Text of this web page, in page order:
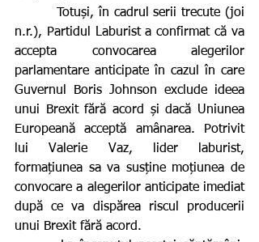
n.r.), Partidul Laburist a confirmat că va
accepta convocarea alegerilor
parlamentare anticipate în cazul în care
Guvernul Boris Johnson exclude ideea
unui Brexit fără acord și dacă Uniunea
Europeană acceptă amânarea. Potrivit
lui Valerie Vaz, lider laburist,
formațiunea sa va susține moțiunea de
convocare a alegerilor anticipate imediat
după ce va dispărea riscul producerii
unui Brexit fără acord.